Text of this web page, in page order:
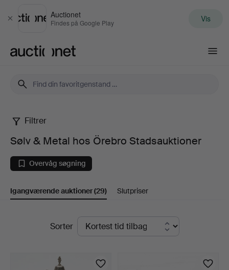
Luk
Auctionet
Findes på Google Play Vis
Sølv
Metal
hos
Örebro
Filtrer
Sølv & Metal hos Örebro Stadsauktioner
Overvåg søgning
Igangværende auktioner(29) Slutpriser
Igangværende
Sorter